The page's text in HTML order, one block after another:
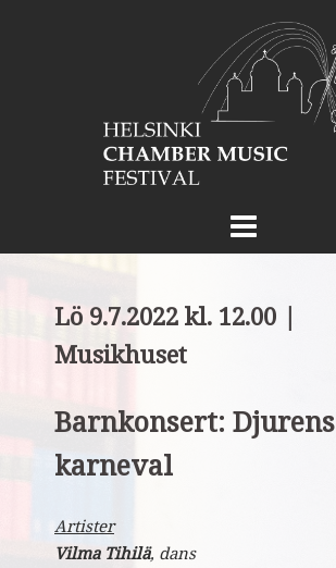
Lö 9.7.2022 kl. 12.00 |
Musikhuset
Barnkonsert: Djurens
karneval
Artister
Vilma Tihilä, dans